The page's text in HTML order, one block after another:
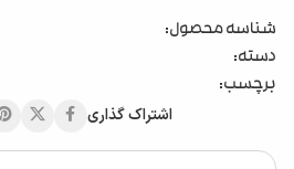
شناسه محصول:
دسته:
برچسب:
اشتراک گذاری